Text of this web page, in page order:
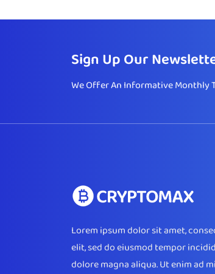
Sign Up Our
We Offer An Informative Monthly
Lorem ipsum dolor sit amet,
elit, sed do eiusmod tempor
dolore magna aliqua. Ut enim ad